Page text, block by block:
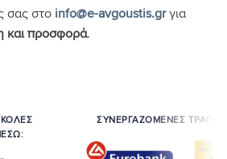
σας στο info@e-avgoustis.grγια
και προσφορά.
ΣΥΝΕΡΓΑΖΟΜΕΝΕΣ